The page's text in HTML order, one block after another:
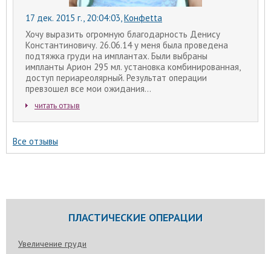
17 дек. 2015 г., 20:04:03,Конфеtta
Хочу выразить огромную благодарность Денису
Константиновичу. 26.06.14 у меня была проведена
подтяжка груди на имплантах. Были выбраны
импланты Арион 295 мл. установка комбинированная,
доступ периареолярный. Результат операции
превзошел все мои ожидания...
читать отзыв
Все отзывы
ПЛАСТИЧЕСКИЕ ОПЕРАЦИИ
Увеличение груди